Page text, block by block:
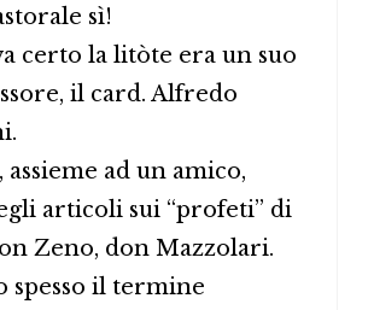
sì!
certo la litòte era un suo
il card. Alfredo
assieme ad un amico,
articoli sui “profeti” di
Zeno, don Mazzolari.
spesso il termine